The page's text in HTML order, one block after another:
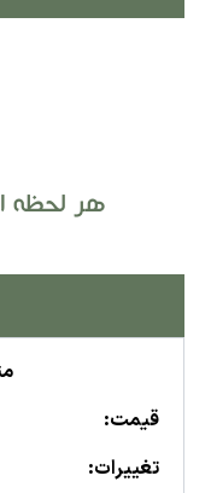
هر لحظه
قیمت:
تغییرات: